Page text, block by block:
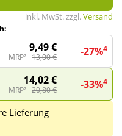
inkl. MwSt. zzgl.Versand
9,49 €
MRP² 13,00 € -27%4
14,02 €
MRP² 20,80 € -33%4
Lieferung